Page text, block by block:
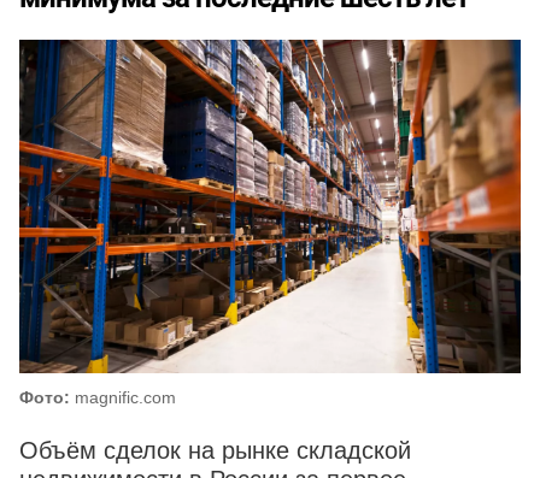
Фото: magnific.com
Объём сделок на рынке складской